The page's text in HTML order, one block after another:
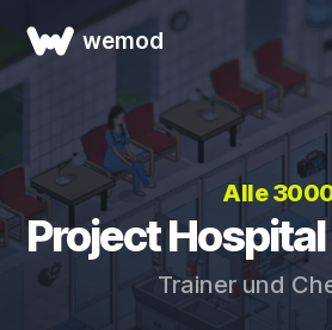
wemod
Alle
Project
Trainer und